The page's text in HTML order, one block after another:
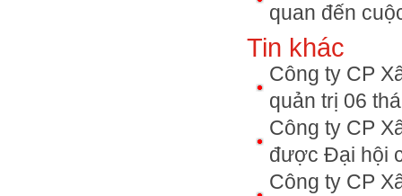
quan đến
Tin khác
Công ty CP
quản trị 06
Công ty CP
được Đại hội
Công ty CP